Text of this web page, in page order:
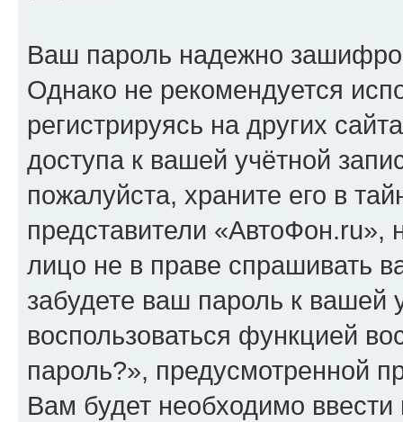
Ваш пароль надежно
Однако не рекомендуется
регистрируясь на других
доступа к вашей учётной
пожалуйста, храните его в
представители «АвтоФон.ru»,
лицо не в праве спрашивать
забудете ваш пароль к вашей
воспользоваться функцией
пароль?», предусмотренной
Вам будет необходимо